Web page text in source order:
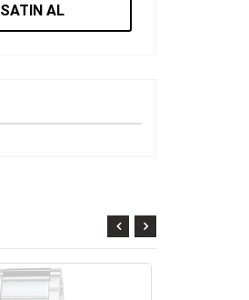
SATIN AL